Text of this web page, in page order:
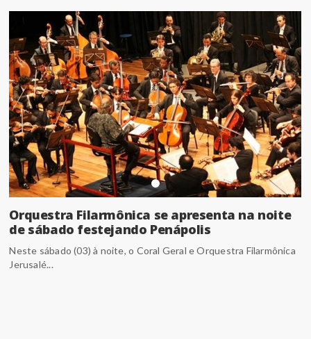
Orquestra Filarmônica se apresenta na noite
de sábado festejando Penápolis
Neste sábado (03) à noite, o Coral Geral e Orquestra Filarmônica
Jerusalé...